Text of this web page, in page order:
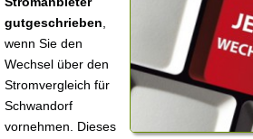
gutgeschrieben
wenn Sie den
Wechsel über den
Stromvergleich für
Schwandorf
vornehmen. Dieses